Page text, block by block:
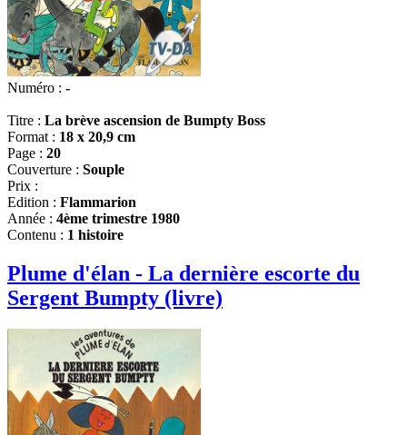
Numéro : -
Titre : La brève ascension de Bumpty Boss
Format : 18 x 20,9 cm
Page : 20
Couverture : Souple
Prix :
Edition : Flammarion
Année : 4ème trimestre 1980
Contenu : 1 histoire
Plume d'élan - La dernière escorte du
Sergent Bumpty (livre)